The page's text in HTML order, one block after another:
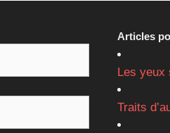
Articles
Les yeux
Traits